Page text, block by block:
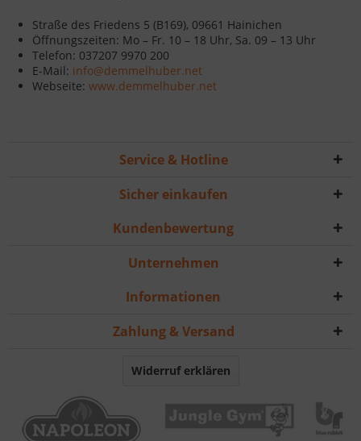
Straße des Friedens 5 (B169), 09661 Hainichen
Öffnungszeiten: Mo – Fr. 10 – 18 Uhr, Sa. 09 – 13 Uhr
Telefon: 037207 9970 200
E-Mail: info@demmelhuber.net
Webseite: www.demmelhuber.net
Service & Hotline
Sicher einkaufen
Kundenbewertung
Unternehmen
Informationen
Zahlung & Versand
Widerruf erklären